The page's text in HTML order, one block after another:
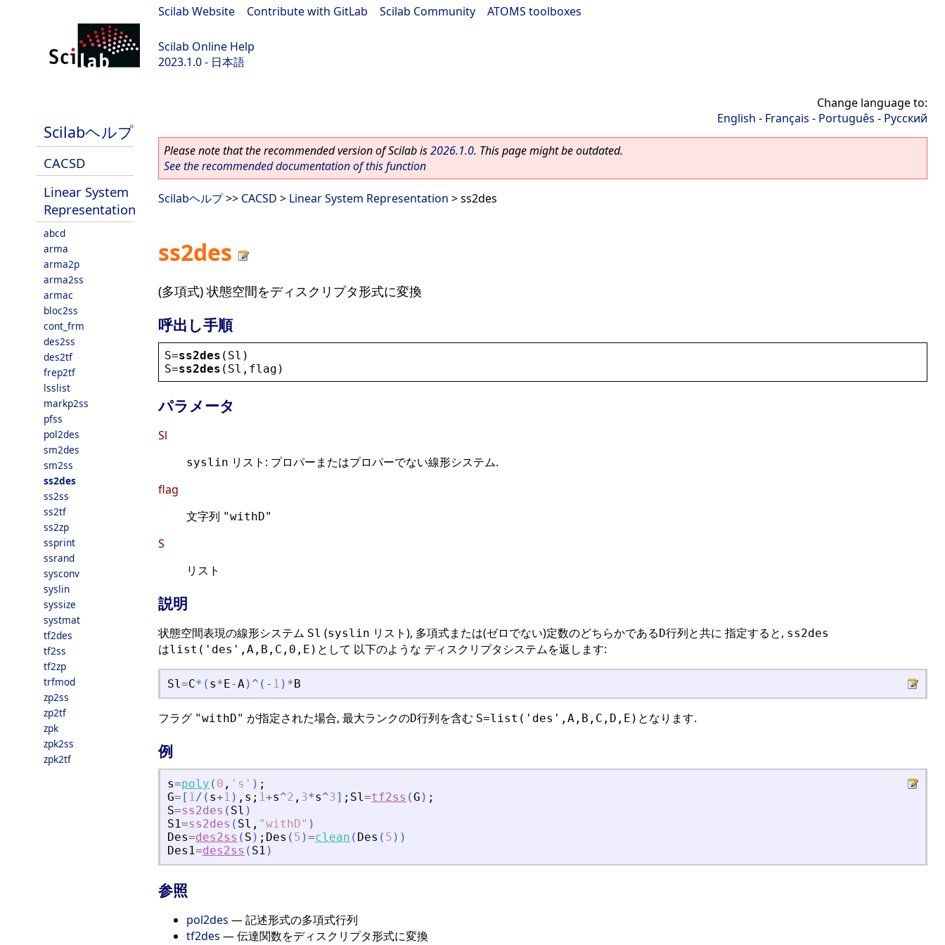
Scilab Website Contribute with GitLab Scilab Community ATOMS toolboxes
Scilab Online Help
2023.1.0 - 日本語
Scilabヘルプ
CACSD
Linear System
Representation
abcd
arma
arma2p
arma2ss
armac
bloc2ss
cont_frm
des2ss
des2tf
frep2tf
lsslist
markp2ss
pfss
pol2des
sm2des
sm2ss
ss2des
ss2ss
ss2tf
ss2zp
ssprint
ssrand
sysconv
syslin
syssize
systmat
tf2des
tf2ss
tf2zp
trfmod
zp2ss
zp2tf
zpk
zpk2ss
zpk2tf
Change language to:
English - Français - Português - Русский
Please note that the recommended version of Scilab is2026.1.0. This page might be outdated.
See the recommended documentation of this function
Scilabヘルプ>> CACSD > Linear System Representation > ss2des
ss2des
(多項式) 状態空間をディスクリプタ形式に変換
呼出し手順
S=ss2des ( Sl )
S=ss2des ( Sl , flag )
パラメータ
Sl
syslin リスト: プロパーまたはプロパーでない線形システム.
flag
文字列 "withD"
S
リスト
説明
状態空間表現の線形システム Sl (syslin リスト), 多項式または(ゼロでない)定数のどちらかである D行列と共に 指定すると, ss2des
はlist('des',A,B,C,0,E) として 以下のような ディスクリプタシステムを返します:
Sl=C* ( s* E-A) ^ ( - 1 ) * B
フラグ "withD" が指定された場合, 最大ランクのD行列を含む S=list('des',A,B,C,D,E) となります.
例
s=poly ( 0 , ' s ' ) ;
G= [ 1/ ( s+1 ) , s ; 1+s^2 , 3*s^3] ; Sl=tf2ss (G ) ;
S=ss2des ( Sl )
S1=ss2des ( Sl , "withD" )
Des=des2ss ( S ) ; Des ( 5 )=clean ( Des ( 5 ) )
Des1=des2ss ( S1 )
参照
pol2des — 記述形式の多項式行列
tf2des — 伝達関数をディスクリプタ形式に変換